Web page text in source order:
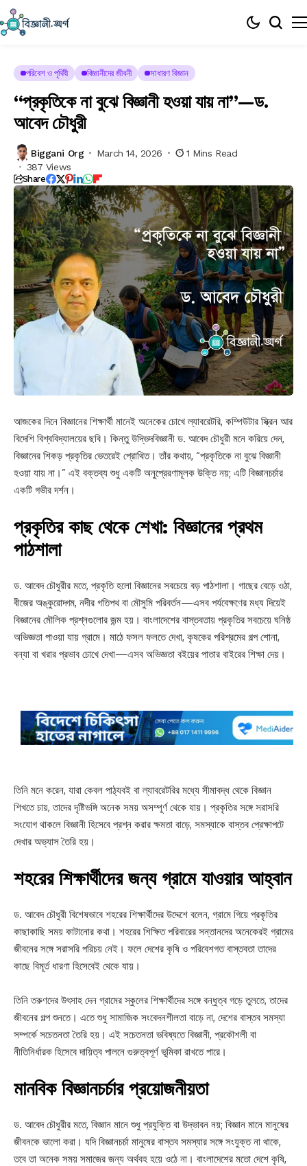
পরিবেশ ও পৃথিবী বিজ্ঞানীদের জীবনী সাধারণ বিজ্ঞান
“প্রকৃতিকে না বুঝে বিজ্ঞানী হওয়া যায় না”—ড.
আবেদ চৌধুরী
Biggani Org March 14, 2026
1 Mins Read
387 Views
Share
আজকের দিনে বিজ্ঞানের শিক্ষার্থী মানেই অনেকের চোখে ল্যাবরেটরি, কম্পিউটার স্ক্রিন আর
বিদেশি বিশ্ববিদ্যালয়ের ছবি। কিন্তু উদ্ভিদবিজ্ঞানী ড. আবেদ চৌধুরী মনে করিয়ে দেন,
বিজ্ঞানের শিকড় প্রকৃতির ভেতরেই প্রোথিত। তাঁর কথায়, “প্রকৃতিকে না বুঝে বিজ্ঞানী
হওয়া যায় না।” এই বক্তব্য শুধু একটি অনুপ্রেরণামূলক উক্তি নয়; এটি বিজ্ঞানচর্চার
একটি গভীর দর্শন।
প্রকৃতির কাছ থেকে শেখা: বিজ্ঞানের প্রথম
পাঠশালা
ড. আবেদ চৌধুরীর মতে, প্রকৃতি হলো বিজ্ঞানের সবচেয়ে বড় পাঠশালা। গাছের বেড়ে ওঠা,
বীজের অঙ্কুরোদ্গম, নদীর গতিপথ বা মৌসুমি পরিবর্তন—এসব পর্যবেক্ষণের মধ্য দিয়েই
বিজ্ঞানের মৌলিক প্রশ্নগুলোর জন্ম হয়। বাংলাদেশের বাস্তবতায় প্রকৃতির সবচেয়ে ঘনিষ্ঠ
অভিজ্ঞতা পাওয়া যায় গ্রামে। মাঠে ফসল ফলতে দেখা, কৃষকের পরিশ্রমের গল্প শোনা,
বন্যা বা খরার প্রভাব চোখে দেখা—এসব অভিজ্ঞতা বইয়ের পাতার বাইরের শিক্ষা দেয়।
তিনি মনে করেন, যারা কেবল পাঠ্যবই বা ল্যাবরেটরির মধ্যে সীমাবদ্ধ থেকে বিজ্ঞান
শিখতে চায়, তাদের দৃষ্টিভঙ্গি অনেক সময় অসম্পূর্ণ থেকে যায়। প্রকৃতির সঙ্গে সরাসরি
সংযোগ থাকলে বিজ্ঞানী হিসেবে প্রশ্ন করার ক্ষমতা বাড়ে, সমস্যাকে বাস্তব প্রেক্ষাপটে
দেখার অভ্যাস তৈরি হয়।
শহরের শিক্ষার্থীদের জন্য গ্রামে যাওয়ার আহ্বান
ড. আবেদ চৌধুরী বিশেষভাবে শহরের শিক্ষার্থীদের উদ্দেশে বলেন, গ্রামে গিয়ে প্রকৃতির
কাছাকাছি সময় কাটানোর কথা। শহরের শিক্ষিত পরিবারের সন্তানদের অনেকেরই গ্রামের
জীবনের সঙ্গে সরাসরি পরিচয় নেই। ফলে দেশের কৃষি ও পরিবেশগত বাস্তবতা তাদের
কাছে বিমূর্ত ধারণা হিসেবেই থেকে যায়।
তিনি তরুণদের উৎসাহ দেন গ্রামের স্কুলের শিক্ষার্থীদের সঙ্গে বন্ধুত্ব গড়ে তুলতে, তাদের
জীবনের গল্প শুনতে। এতে শুধু সামাজিক সংবেদনশীলতা বাড়ে না, দেশের বাস্তব সমস্যা
সম্পর্কে সচেতনতা তৈরি হয়। এই সচেতনতা ভবিষ্যতে বিজ্ঞানী, প্রকৌশলী বা
নীতিনির্ধারক হিসেবে দায়িত্ব পালনে গুরুত্বপূর্ণ ভূমিকা রাখতে পারে।
মানবিক বিজ্ঞানচর্চার প্রয়োজনীয়তা
ড. আবেদ চৌধুরীর মতে, বিজ্ঞান মানে শুধু প্রযুক্তি বা উদ্ভাবন নয়; বিজ্ঞান মানে মানুষের
জীবনকে ভালো করা। যদি বিজ্ঞানচর্চা মানুষের বাস্তব সমস্যার সঙ্গে সংযুক্ত না থাকে,
তবে তা অনেক সময় সমাজের জন্য অর্থবহ হয়ে ওঠে না। বাংলাদেশের মতো দেশে কৃষি,